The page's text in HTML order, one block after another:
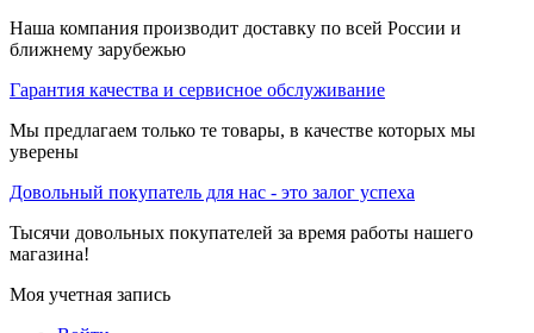
Наша компания производит доставку по всей России и
ближнему зарубежью
Гарантия качества и сервисное обслуживание
Мы предлагаем только те товары, в качестве которых мы
уверены
Довольный покупатель для нас - это залог успеха
Тысячи довольных покупателей за время работы нашего
магазина!
Моя учетная запись